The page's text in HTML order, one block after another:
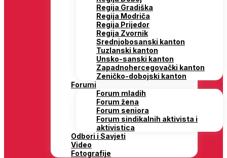
Regija Gradiška
Regija Modriča
Regija Prijedor
Regija Zvornik
Srednjobosanski kanton
Tuzlanski kanton
Unsko-sanski kanton
Zapadnohercegovački kanton
Zeničko-dobojski kanton
Forumi
Forum mladih
Forum žena
Forum seniora
Forum sindikalnih aktivista i
aktivistica
Odbori i Savjeti
Video
Fotografije